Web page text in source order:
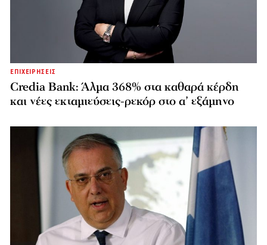
ΕΠΙΧΕΙΡΗΣΕΙΣ
Credia Bank: Άλμα 368% στα καθαρά κέρδη
και νέες εκταμιεύσεις-ρεκόρ στο α’ εξάμηνο